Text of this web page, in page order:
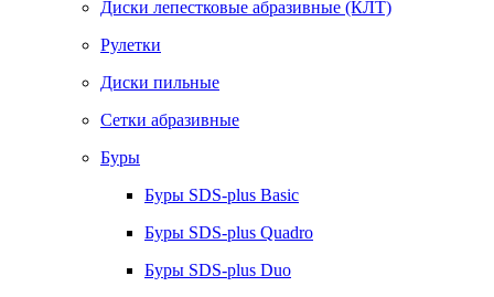
Диски лепестковые абразивные (КЛТ)
Рулетки
Диски пильные
Сетки абразивные
Буры
Буры SDS-plus Basic
Буры SDS-plus Quadro
Буры SDS-plus Duo